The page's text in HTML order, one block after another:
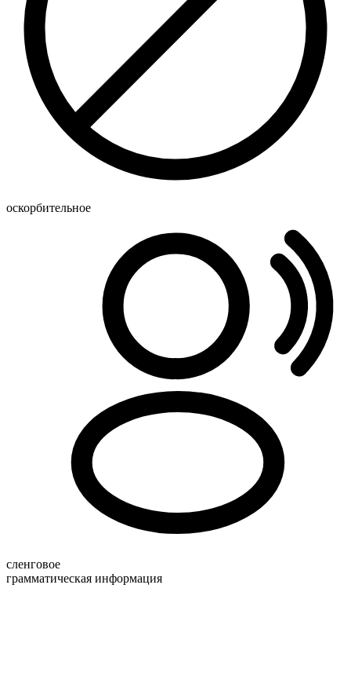
оскорбительное
сленговое
грамматическая информация